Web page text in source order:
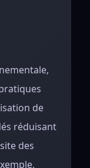
de
réduisant
des